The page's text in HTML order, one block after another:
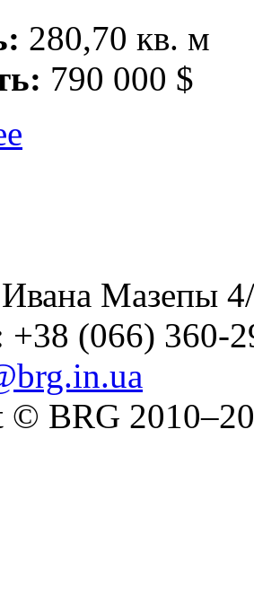
280,70 кв. м
790 000 $
Мазепы
+38 (066) 360-
© BRG